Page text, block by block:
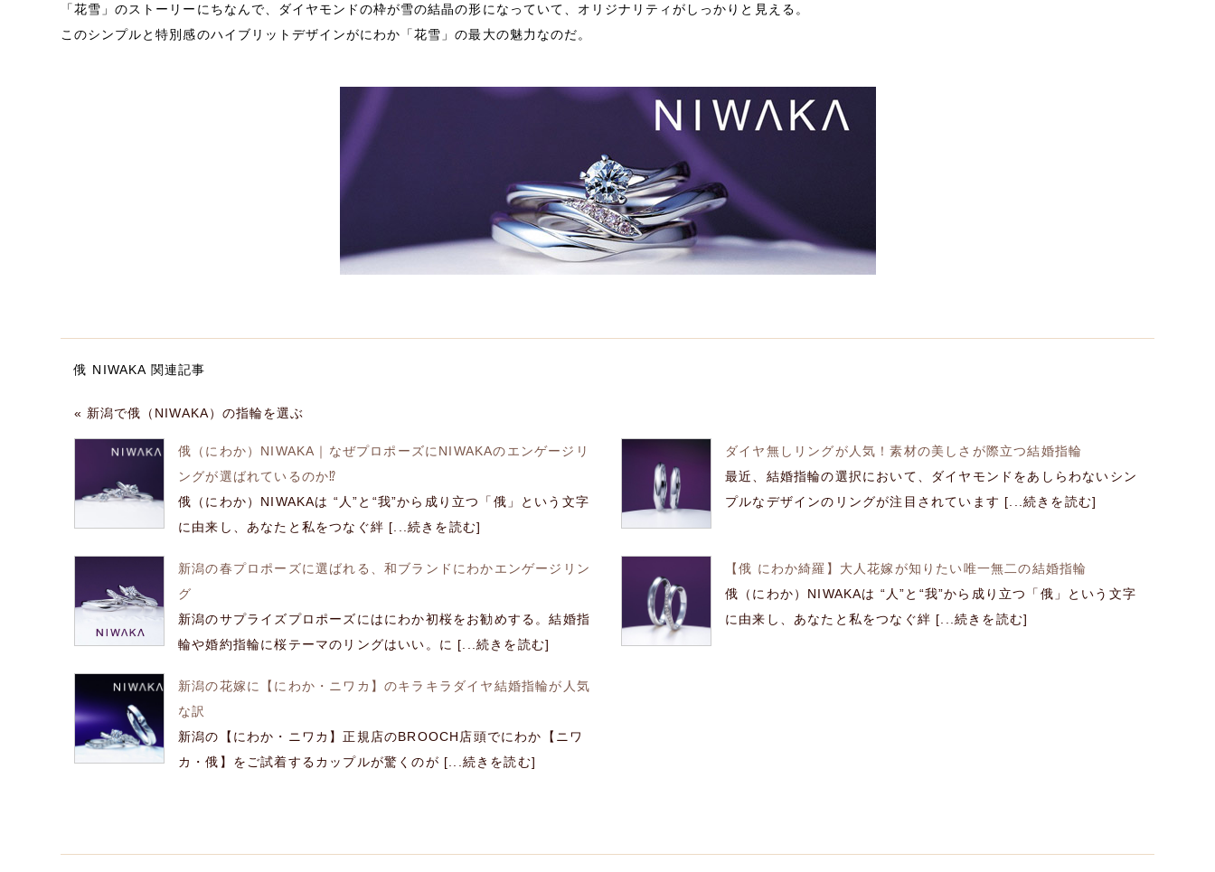
「花雪」のストーリーにちなんで、ダイヤモンドの枠が雪の結晶の形になっていて、オリジナリティがしっかりと見える。
このシンプルと特別感のハイブリットデザインがにわか「花雪」の最大の魅力なのだ。
俄 NIWAKA 関連記事
« 新潟で俄（NIWAKA）の指輪を選ぶ
俄（にわか）NIWAKA｜なぜプロポーズにNIWAKAのエンゲージリ
ングが選ばれているのか⁉
俄（にわか）NIWAKAは “人”と“我”から成り立つ「俄」という文字
に由来し、あなたと私をつなぐ絆 [...続きを読む]
ダイヤ無しリングが人気！素材の美しさが際立つ結婚指輪
最近、結婚指輪の選択において、ダイヤモンドをあしらわないシン
プルなデザインのリングが注目されています [...続きを読む]
新潟の春プロポーズに選ばれる、和ブランドにわかエンゲージリン
グ
新潟のサプライズプロポーズにはにわか初桜をお勧めする。結婚指
輪や婚約指輪に桜テーマのリングはいい。に [...続きを読む]
【俄 にわか綺羅】大人花嫁が知りたい唯一無二の結婚指輪
俄（にわか）NIWAKAは “人”と“我”から成り立つ「俄」という文字
に由来し、あなたと私をつなぐ絆 [...続きを読む]
新潟の花嫁に【にわか・ニワカ】のキラキラダイヤ結婚指輪が人気
な訳
新潟の【にわか・ニワカ】正規店のBROOCH店頭でにわか【ニワ
カ・俄】をご試着するカップルが驚くのが [...続きを読む]